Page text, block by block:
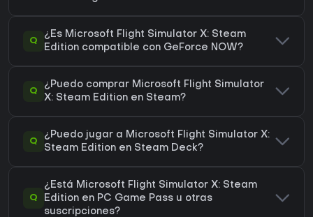
Q
¿Es Microsoft Flight Simulator X: Steam
Edition compatible con GeForce NOW?
Q
¿Puedo comprar Microsoft Flight Simulator
X: Steam Edition en Steam?
Q
¿Puedo jugar a Microsoft Flight Simulator X:
Steam Edition en Steam Deck?
Q
¿Está Microsoft Flight Simulator X: Steam
Edition en PC Game Pass u otras
suscripciones?